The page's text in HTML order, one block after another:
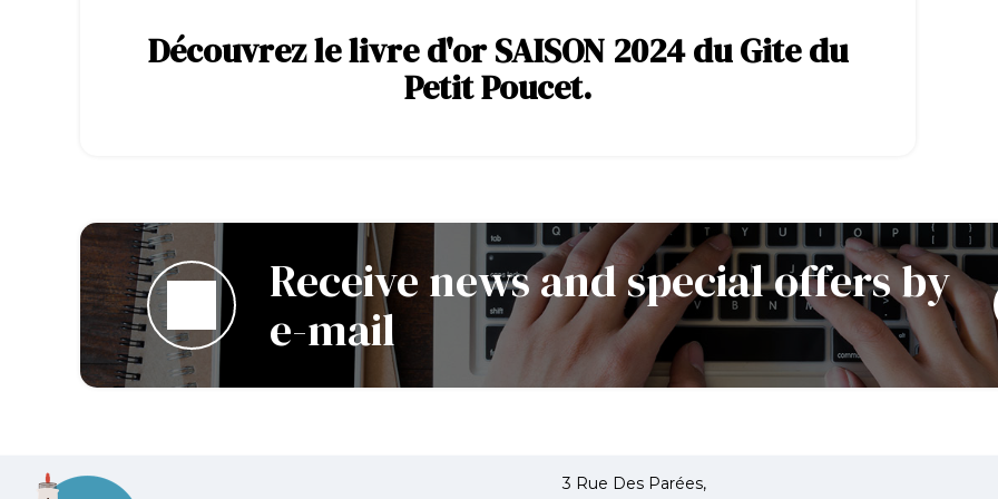
Découvrez le livre d'or SAISON 2024 du Gite du
Petit Poucet.
Receive news and special offers by
e-mail
3 Rue Des Parées,